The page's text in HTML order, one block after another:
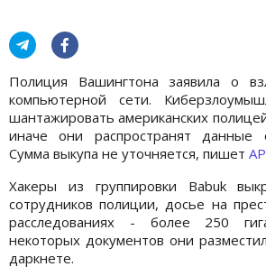
Полиция Вашингтона заявила о
компьютерной сети.
шантажировать американских
иначе они распространят данные
Сумма выкупа не уточняется, пишет AP
Хакеры из группировки Babuk
сотрудников полиции, досье на
расследованиях - более 250
некоторых документов они
даркнете.